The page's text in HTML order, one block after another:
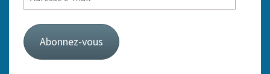
e-
mail
Abonnez-vous